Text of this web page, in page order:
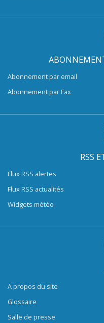
Abonnement par email
Abonnement par Fax
RSS
Flux RSS alertes
Flux RSS actualités
Widgets météo
A propos du site
Glossaire
Salle de presse